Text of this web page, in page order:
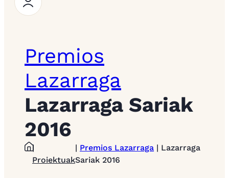
Premios
Lazarraga
Lazarraga Sariak
2016
|
Proiektuak
| Premios Lazarraga | Lazarraga
Sariak 2016